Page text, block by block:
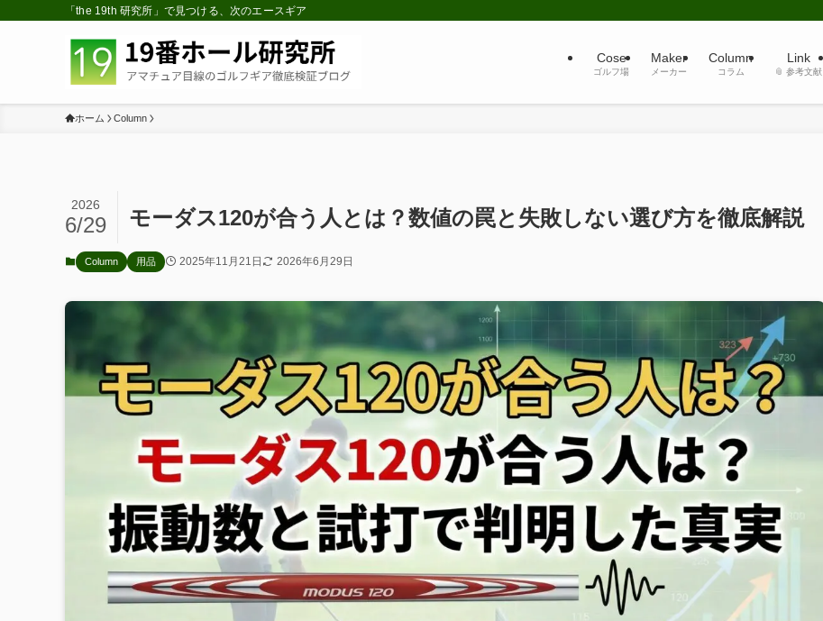
「the 19th 研究所」で見つける、次のエースギア
Cose
ゴルフ場
Maker
メーカー
Column
コラム
Link
📎 参考文献
ホーム Column
モーダス120が合う人とは？数値の罠と失敗しない選び方を徹底解説
2026
6/29
Column 用品 2025年11月21日 2026年6月29日